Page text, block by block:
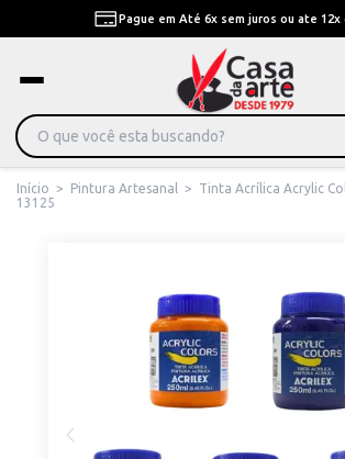
Pague em Até 6x sem juros ou ate 12x
Início > Pintura Artesanal >
Tinta Acrílica Acrylic
13125